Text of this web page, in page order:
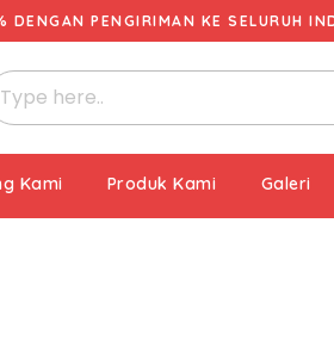
DENGAN PENGIRIMAN KE SELURUH
Kami Produk Kami Galeri